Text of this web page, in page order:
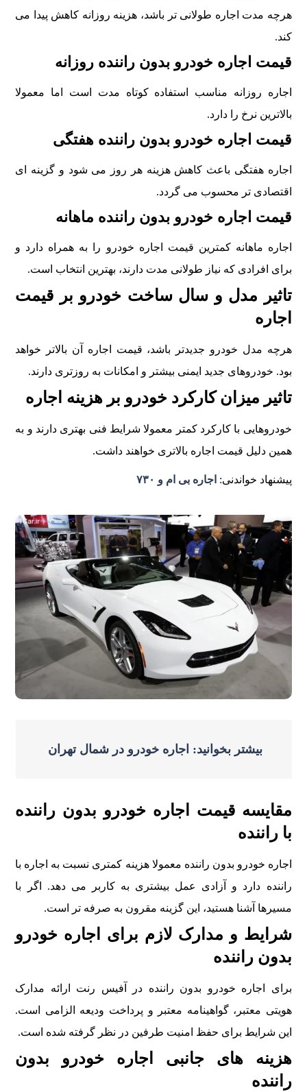
هرچه مدت اجاره طولانی تر باشد، هزینه روزانه کاهش پیدا می
کند.
قیمت اجاره خودرو بدون راننده روزانه
اجاره روزانه مناسب استفاده کوتاه مدت است اما معمولا
بالاترین نرخ را دارد.
قیمت اجاره خودرو بدون راننده هفتگی
اجاره هفتگی باعث کاهش هزینه هر روز می شود و گزینه ای
اقتصادی تر محسوب می گردد.
قیمت اجاره خودرو بدون راننده ماهانه
اجاره ماهانه کمترین قیمت اجاره خودرو را به همراه دارد و
برای افرادی که نیاز طولانی مدت دارند، بهترین انتخاب است.
تاثیر مدل و سال ساخت خودرو بر قیمت
اجاره
هرچه مدل خودرو جدیدتر باشد، قیمت اجاره آن بالاتر خواهد
بود. خودروهای جدید ایمنی بیشتر و امکانات به روزتری دارند.
تاثیر میزان کارکرد خودرو بر هزینه اجاره
خودروهایی با کارکرد کمتر معمولا شرایط فنی بهتری دارند و به
همین دلیل قیمت اجاره بالاتری خواهند داشت.
پیشنهاد خواندنی: اجاره بی ام و ۷۳۰
بیشتر بخوانید: اجاره خودرو در شمال تهران
مقایسه قیمت اجاره خودرو بدون راننده
با راننده
اجاره خودرو بدون راننده معمولا هزینه کمتری نسبت به اجاره با
راننده دارد و آزادی عمل بیشتری به کاربر می دهد. اگر با
مسیرها آشنا هستید، این گزینه مقرون به صرفه تر است.
شرایط و مدارک لازم برای اجاره خودرو
بدون راننده
برای اجاره خودرو بدون راننده در آفیس رنت ارائه مدارک
هویتی معتبر، گواهینامه معتبر و پرداخت ودیعه الزامی است.
این شرایط برای حفظ امنیت طرفین در نظر گرفته شده است.
هزینه های جانبی اجاره خودرو بدون
راننده